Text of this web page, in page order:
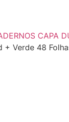
CAPA
+ Verde 48